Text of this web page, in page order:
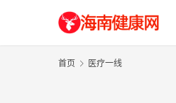
首页 医疗一线